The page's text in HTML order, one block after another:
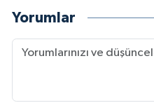
Yorumlar